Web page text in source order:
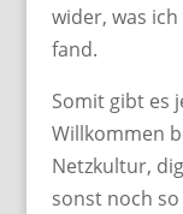
wider, was
fand.
Somit gibt es
Willkommen
Netzkultur,
sonst noch